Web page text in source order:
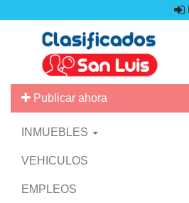
Publicar ahora
INMUEBLES
VEHICULOS
EMPLEOS